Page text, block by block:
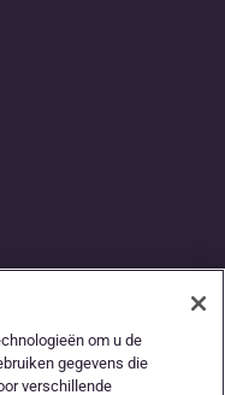
om u de
gegevens die
verschillende